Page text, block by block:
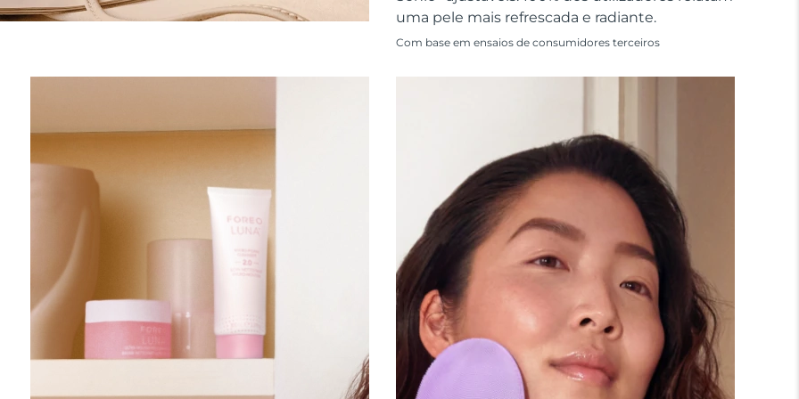
uma pele mais refrescada e radiante.
Com base em ensaios de consumidores terceiros